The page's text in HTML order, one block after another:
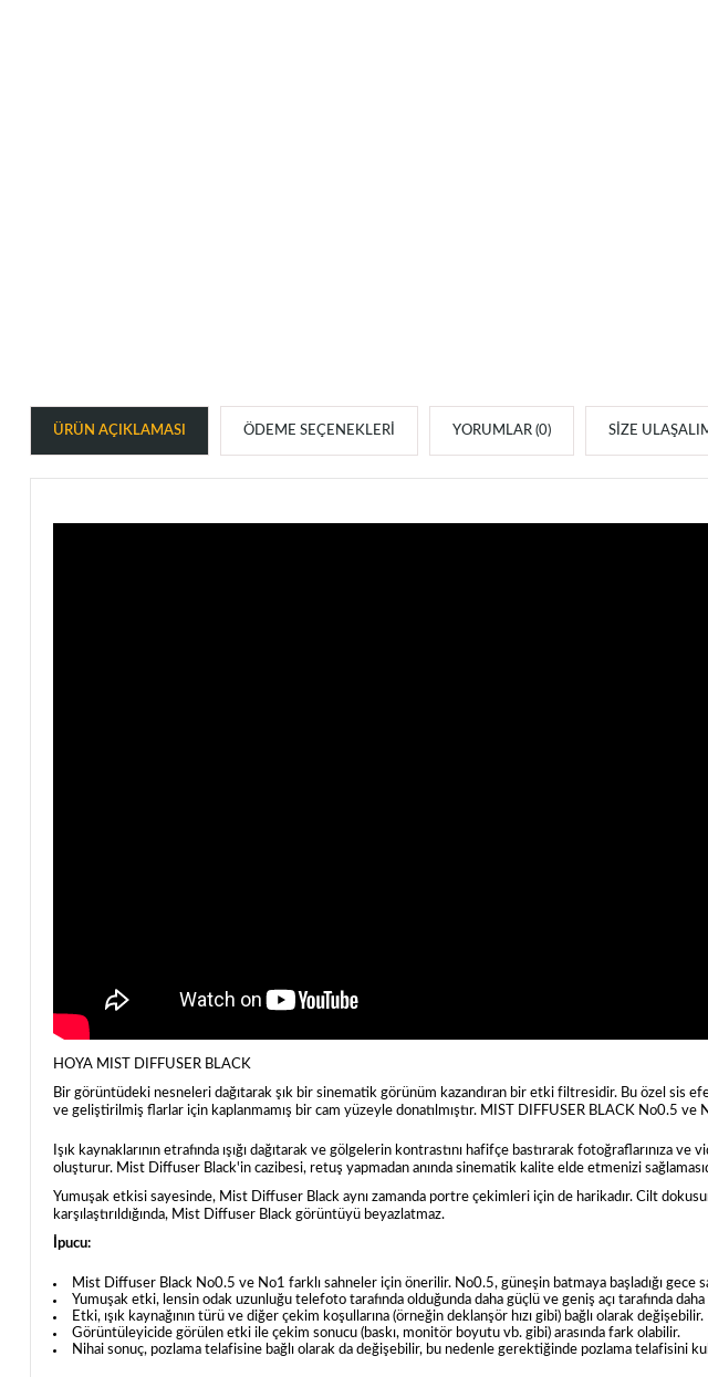
ÜRÜN AÇIKLAMASI ÖDEME SEÇENEKLERI YORUMLAR (0) SIZE
HOYA MIST DIFFUSER BLACK
Bir görüntüdeki nesneleri dağıtarak şık bir sinematik görünüm kazandıran bir etki filtresidir. Bu özel sis
ve geliştirilmiş flarlar için kaplanmamış bir cam yüzeyle donatılmıştır. MIST DIFFUSER BLACK No0.5
Işık kaynaklarının etrafında ışığı dağıtarak ve gölgelerin kontrastını hafifçe bastırarak
oluşturur. Mist Diffuser Black'in cazibesi, retuş yapmadan anında sinematik kalite elde etmenizi
Yumuşak etkisi sayesinde, Mist Diffuser Black aynı zamanda portre çekimleri için de harikadır. Cilt
karşılaştırıldığında, Mist Diffuser Black görüntüyü beyazlatmaz.
İpucu:
Mist Diffuser Black No0.5 ve No1 farklı sahneler için önerilir. No0.5, güneşin batmaya başladığı gece
Yumuşak etki, lensin odak uzunluğu telefoto tarafında olduğunda daha güçlü ve geniş açı tarafında daha
Etki, ışık kaynağının türü ve diğer çekim koşullarına (örneğin deklanşör hızı gibi) bağlı olarak değişebilir.
Görüntüleyicide görülen etki ile çekim sonucu (baskı, monitör boyutu vb. gibi) arasında fark olabilir.
Nihai sonuç, pozlama telafisine bağlı olarak da değişebilir, bu nedenle gerektiğinde pozlama telafisini